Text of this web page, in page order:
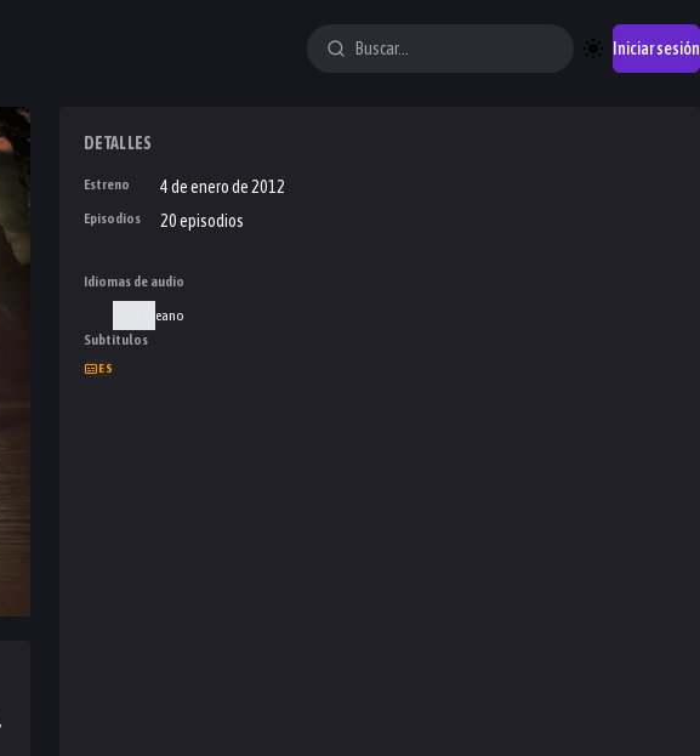
Iniciar sesión
DETALLES
Estreno 4 de enero de 2012
Episodios 20 episodios
Idiomas de audio
Coreano
Subtítulos
ES